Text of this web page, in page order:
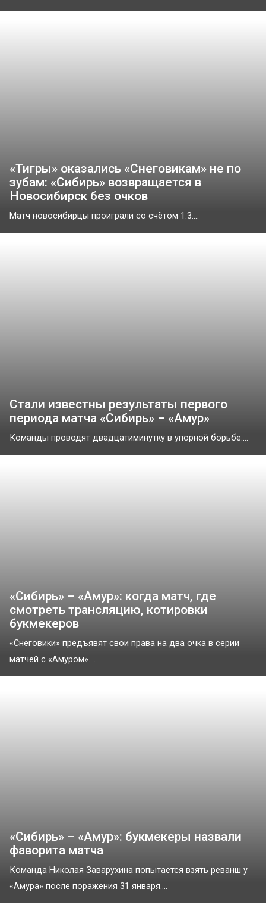
«Тигры» оказались «Снеговикам» не по
зубам: «Сибирь» возвращается в
Новосибирск без очков
Матч новосибирцы проиграли со счётом 1:3....
Стали известны результаты первого
периода матча «Сибирь» – «Амур»
Команды проводят двадцатиминутку в упорной борьбе....
«Сибирь» – «Амур»: когда матч, где
смотреть трансляцию, котировки
букмекеров
«Снеговики» предъявят свои права на два очка в серии
матчей с «Амуром»....
«Сибирь» – «Амур»: букмекеры назвали
фаворита матча
Команда Николая Заварухина попытается взять реванш у
«Амура» после поражения 31 января....